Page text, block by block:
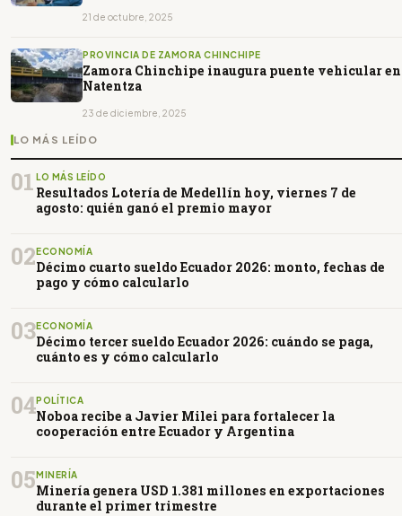
21 de octubre, 2025
PROVINCIA DE ZAMORA CHINCHIPE
Zamora Chinchipe inaugura puente vehicular en
Natentza
23 de diciembre, 2025
LO MÁS LEÍDO
01 LO MÁS LEÍDO
Resultados Lotería de Medellín hoy, viernes 7 de
agosto: quién ganó el premio mayor
02 ECONOMÍA
Décimo cuarto sueldo Ecuador 2026: monto, fechas de
pago y cómo calcularlo
03ECONOMÍA
Décimo tercer sueldo Ecuador 2026: cuándo se paga,
cuánto es y cómo calcularlo
04POLÍTICA
Noboa recibe a Javier Milei para fortalecer la
cooperación entre Ecuador y Argentina
05 MINERÍA
Minería genera USD 1.381 millones en exportaciones
durante el primer trimestre